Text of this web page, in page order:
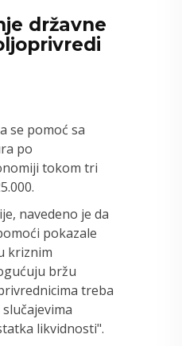
državne
se pomoć sa
po
tokom tri
navedeno je da
pokazale
kriznim
bržu
treba
likvidnosti".